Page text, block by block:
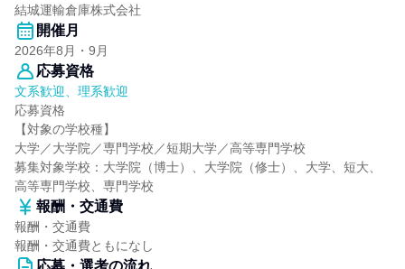
結城運輸倉庫株式会社
開催月
2026年8月・9月
応募資格
文系歓迎、理系歓迎
応募資格
【対象の学校種】
大学／大学院／専門学校／短期大学／高等専門学校
募集対象学校：大学院（博士）、大学院（修士）、大学、短大、
高等専門学校、専門学校
報酬・交通費
報酬・交通費
報酬・交通費ともになし
応募・選考の流れ